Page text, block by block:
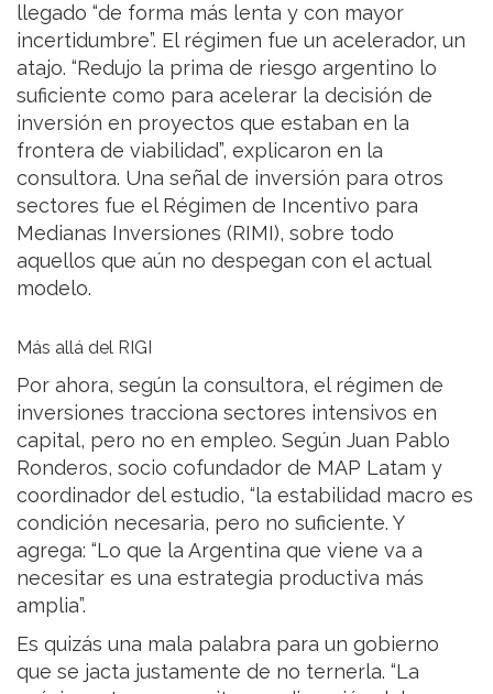
llegado “de forma más lenta y con mayor
incertidumbre”. El régimen fue un acelerador, un
atajo. “Redujo la prima de riesgo argentino lo
suficiente como para acelerar la decisión de
inversión en proyectos que estaban en la
frontera de viabilidad”, explicaron en la
consultora. Una señal de inversión para otros
sectores fue el Régimen de Incentivo para
Medianas Inversiones (RIMI), sobre todo
aquellos que aún no despegan con el actual
modelo.
Más allá del RIGI
Por ahora, según la consultora, el régimen de
inversiones tracciona sectores intensivos en
capital, pero no en empleo. Según Juan Pablo
Ronderos, socio cofundador de MAP Latam y
coordinador del estudio, “la estabilidad macro es
condición necesaria, pero no suficiente. Y
agrega: “Lo que la Argentina que viene va a
necesitar es una estrategia productiva más
amplia”.
Es quizás una mala palabra para un gobierno
que se jacta justamente de no ternerla. “La